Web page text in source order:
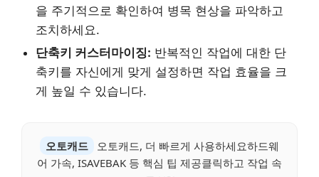
을 주기적으로 확인하여 병목 현상을 파악하고
조치하세요.
단축키 커스터마이징: 반복적인 작업에 대한 단
축키를 자신에게 맞게 설정하면 작업 효율을 크
게 높일 수 있습니다.
오토캐드
오토캐드, 더 빠르게 사용하세요하드웨
어 가속, ISAVEBAK 등 핵심 팁 제공클릭하고 작업 속